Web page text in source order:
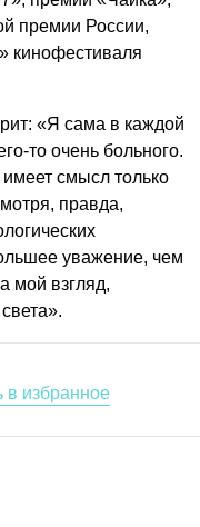
премии России,
кинофестиваля
«Я сама в каждой
то очень больного.
смысл только
правда,
уважение, чем
мой взгляд,